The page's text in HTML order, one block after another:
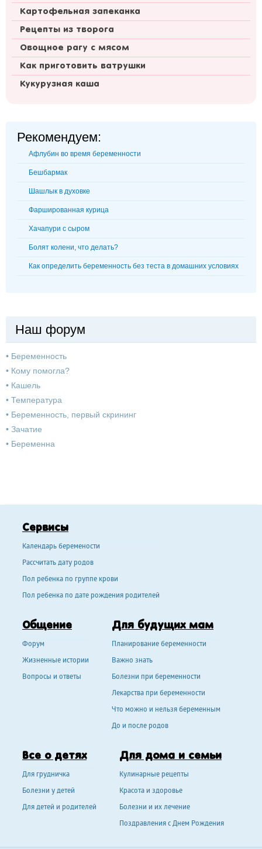
Картофельная запеканка
Рецепты из творога
Овощное рагу с мясом
Как приготовить ватрушки
Кукурузная каша
Рекомендуем:
Афлубин во время беременности
Бешбармак
Шашлык в духовке
Фаршированная курица
Хачапури с сыром
Болят колени, что делать?
Как определить беременность без теста в домашних условиях
Наш форум
• Беременность
• Кому помогла?
• Кашель
• Температура
• Беременность, первый скрининг
• Зачатие
• Беременна
Сервисы
Календарь беремености
Рассчитать дату родов
Пол ребенка по группе крови
Пол ребенка по дате рождения родителей
Общение
Форум
Жизненные истории
Вопросы и ответы
Для будущих мам
Планирование беременности
Важно знать
Болезни при беременности
Лекарства при беременности
Что можно и нельзя беременным
До и после родов
Все о детях
Для грудничка
Болезни у детей
Для детей и родителей
Для дома и семьи
Кулинарные рецепты
Красота и здоровье
Болезни и их лечение
Поздравления с Днем Рождения